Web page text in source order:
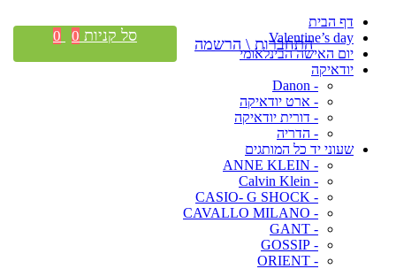
דף הבית
Valentine’s day
יום האישה הבינלאומי
יודאיקה
- Danon
- ארט יודאיקה
- דורית יודאיקה
- הדריה
שעוני יד כל המותגים
- ANNE KLEIN
- Calvin Klein
- CASIO- G SHOCK
- CAVALLO MILANO
- GANT
- GOSSIP
- ORIENT
התחברות \ הרשמה סל קניות 0
0